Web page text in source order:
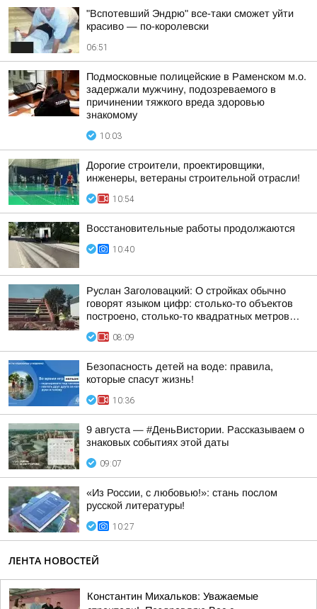
"Вспотевший Эндрю" все-таки сможет уйти
красиво — по-королевски
06:51
Подмосковные полицейские в Раменском м.о.
задержали мужчину, подозреваемого в
причинении тяжкого вреда здоровью
знакомому
10:03
Дорогие строители, проектировщики,
инженеры, ветераны строительной отрасли!
10:54
Восстановительные работы продолжаются
10:40
Руслан Заголовацкий: О стройках обычно
говорят языком цифр: столько-то объектов
построено, столько-то квадратных метров…
08:09
Безопасность детей на воде: правила,
которые спасут жизнь!
10:36
9 августа — #ДеньВистории. Рассказываем о
знаковых событиях этой даты
09:07
«Из России, с любовью!»: стань послом
русской литературы!
10:27
ЛЕНТА НОВОСТЕЙ
Константин Михальков: Уважаемые